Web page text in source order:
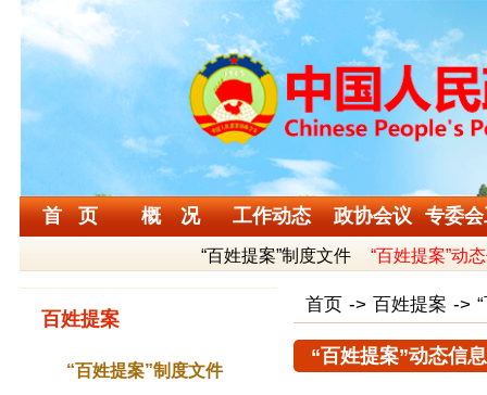
首 页 概 况 工作动态 政协会议 专委
“百姓提案”制度文件 “百姓提案”动
百姓提案
“百姓提案”制度文件
首页 -> 百姓提案 ->
“百姓提案”动态信息